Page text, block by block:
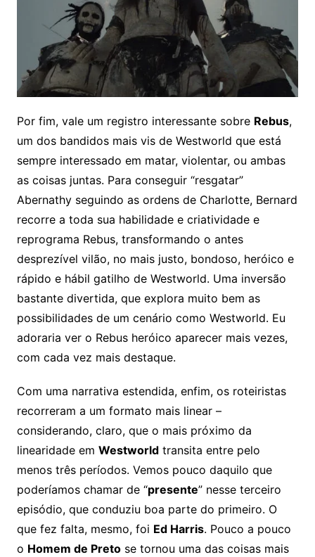
Por fim, vale um registro interessante sobre Rebus,
um dos bandidos mais vis de Westworld que está
sempre interessado em matar, violentar, ou ambas
as coisas juntas. Para conseguir “resgatar”
Abernathy seguindo as ordens de Charlotte, Bernard
recorre a toda sua habilidade e criatividade e
reprograma Rebus, transformando o antes
desprezível vilão, no mais justo, bondoso, heróico e
rápido e hábil gatilho de Westworld. Uma inversão
bastante divertida, que explora muito bem as
possibilidades de um cenário como Westworld. Eu
adoraria ver o Rebus heróico aparecer mais vezes,
com cada vez mais destaque.
Com uma narrativa estendida, enfim, os roteiristas
recorreram a um formato mais linear –
considerando, claro, que o mais próximo da
linearidade em Westworldtransita entre pelo
menos três períodos. Vemos pouco daquilo que
poderíamos chamar de “presente” nesse terceiro
episódio, que conduziu boa parte do primeiro. O
que fez falta, mesmo, foi Ed Harris. Pouco a pouco
o Homem de Pretose tornou uma das coisas mais